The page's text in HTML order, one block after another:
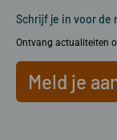
Schrijf je in voor de
Ontvang actualiteiten
Meld je